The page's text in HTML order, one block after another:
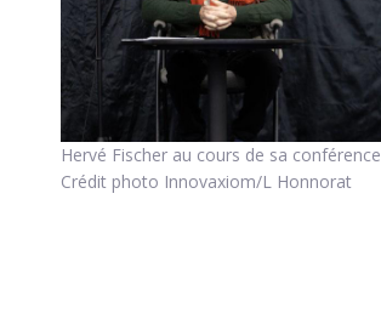
Hervé Fischer au cours de sa conférence
Crédit photo Innovaxiom/L Honnorat